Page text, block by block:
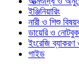
ইঞ্জিনিয়ারিং
নারী ও শিশু
ডায়েরি ও নোটবুক
ইংরেজি ব্যাকরণ
গাইড